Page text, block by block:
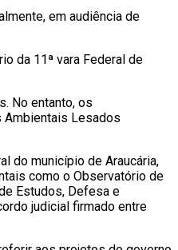
em audiência de
da 11ª vara Federal de
No entanto, os
Ambientais Lesados
do município de Araucária,
como o Observatório de
Estudos, Defesa e
judicial firmado entre